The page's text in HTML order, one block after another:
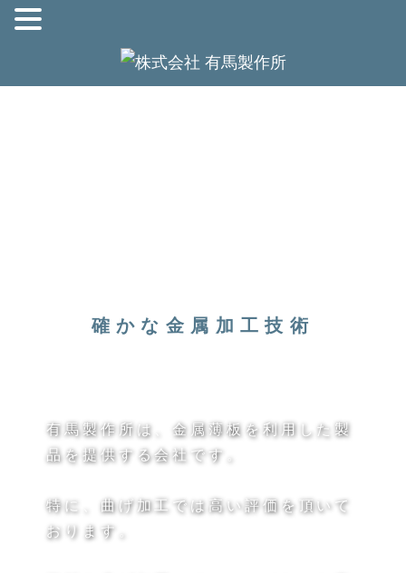
確かな金属加工技術
有馬製作所は、金属薄板を利用した製
品を提供する会社です。
特に、曲げ加工では高い評価を頂いて
おります。